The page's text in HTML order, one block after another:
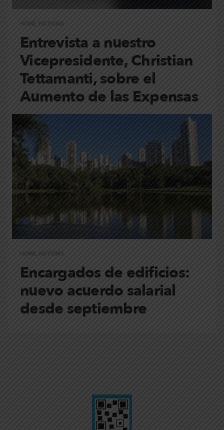
HOME NOTICIAS
Entrevista a nuestro
Vicepresidente, Christian
Tettamanti, sobre el
Aumento de las Expensas
HOME NOTICIAS
Encargados de edificios:
nuevo acuerdo salarial
desde septiembre